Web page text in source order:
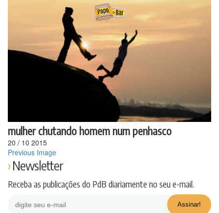
mulher chutando homem num penhasco
20 / 10 2015
Previous Image
Newsletter
Receba as publicações do PdB diariamente no seu e-mail.